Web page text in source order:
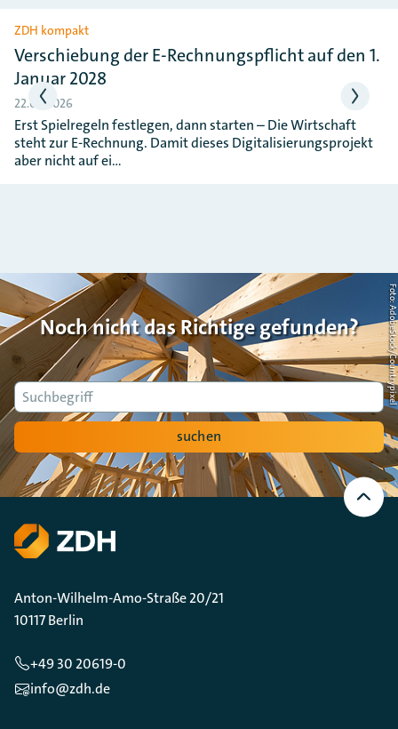
Slider überspringen
ZDH kompakt
Verschiebung der E-Rechnungspflicht auf den 1.
Januar 2028
22.06.2026
Erst Spielregeln festlegen, dann starten – Die Wirtschaft
steht zur E-Rechnung. Damit dieses Digitalisierungsprojekt
aber nicht auf ei…
Noch nicht das Richtige gefunden?
Suche
suchen
Foto: AdobeStock/Countrypixel
Nach
oben
Scrollen
Anton-Wilhelm-Amo-Straße 20/21
10117 Berlin
+49 30 20619-0
info@zdh.de